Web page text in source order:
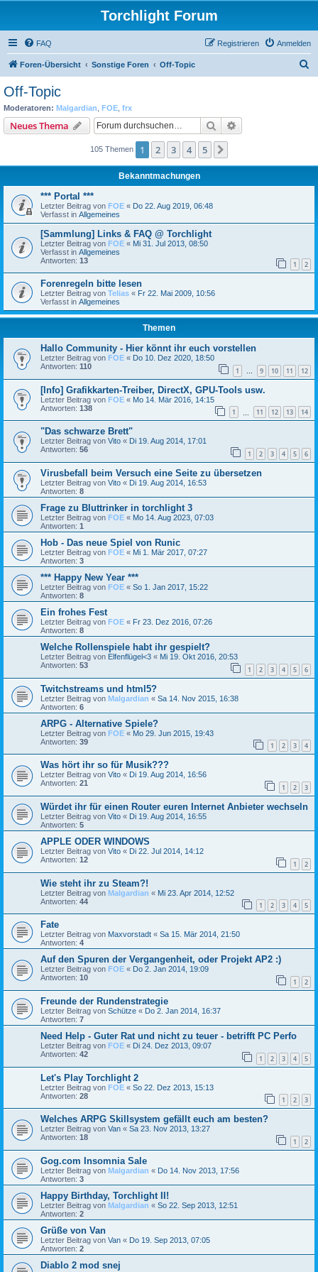
Torchlight Forum
FAQ Anmelden
Registrieren
Foren-Übersicht Sonstige Foren Off-Topic
Off-Topic
Moderatoren: Malgardian FOE frx
Neues Thema Suche
105 Themen 1 2 3 4 5
Bekanntmachungen
*** Portal ***
Letzter Beitrag von FOE « Do 22. Aug 2019, 06:48
Verfasst in Allgemeines
[Sammlung] Links & FAQ @ Torchlight
Letzter Beitrag von FOE « Mi 31. Jul 2013, 08:50
Verfasst in Allgemeines
Antworten: 13 1 2
Forenregeln bitte lesen
Letzter Beitrag von Telias « Fr 22. Mai 2009, 10:56
Verfasst in Allgemeines
Themen
Hallo Community - Hier könnt ihr euch vorstellen
Letzter Beitrag von FOE « Do 10. Dez 2020, 18:50
Antworten: 110 1 … 9 10 11 12
[Info] Grafikkarten-Treiber, DirectX, GPU-Tools usw.
Letzter Beitrag von FOE « Mo 14. Mär 2016, 14:15
Antworten: 138 1 11 12 13 14
"Das schwarze Brett"
Letzter Beitrag von Vito « Di 19. Aug 2014, 17:01
Antworten: 56 1 2 3 4 5 6
Virusbefall beim Versuch eine Seite zu übersetzen
Letzter Beitrag von Vito « Di 19. Aug 2014, 16:53
Antworten: 8
Frage zu Bluttrinker in torchlight 3
Letzter Beitrag von FOE « Mo 14. Aug 2023, 07:03
Antworten: 1
Hob - Das neue Spiel von Runic
Letzter Beitrag von FOE « Mi 1. Mär 2017, 07:27
Antworten: 3
*** Happy New Year ***
Letzter Beitrag von FOE « So 1. Jan 2017, 15:22
Antworten: 8
Ein frohes Fest
Letzter Beitrag von FOE « Fr 23. Dez 2016, 07:26
Antworten: 8
Welche Rollenspiele habt ihr gespielt?
Letzter Beitrag von Elfenflügel<3 « Mi 19. Okt 2016, 20:53
Antworten: 53 1 2 3 4 5 6
Twitchstreams und html5?
Letzter Beitrag von Malgardian « Sa 14. Nov 2015, 16:38
Antworten: 6
ARPG - Alternative Spiele?
Letzter Beitrag von FOE « Mo 29. Jun 2015, 19:43
Antworten: 39 1 2 3 4
Was hört ihr so für Musik???
Letzter Beitrag von Vito « Di 19. Aug 2014, 16:56
Antworten: 21 1 2 3
Würdet ihr für einen Router euren Internet Anbieter wechseln
Letzter Beitrag von Vito « Di 19. Aug 2014, 16:55
Antworten: 5
APPLE ODER WINDOWS
Letzter Beitrag von Vito « Di 22. Jul 2014, 14:12
Antworten: 12 1 2
Wie steht ihr zu Steam?!
Letzter Beitrag von Malgardian « Mi 23. Apr 2014, 12:52
Antworten: 44 1 2 3 4 5
Fate
Letzter Beitrag von Maxvorstadt « Sa 15. Mär 2014, 21:50
Antworten: 4
Auf den Spuren der Vergangenheit, oder Projekt AP2 :)
Letzter Beitrag von FOE « Do 2. Jan 2014, 19:09
Antworten: 10 1 2
Freunde der Rundenstrategie
Letzter Beitrag von Schütze « Do 2. Jan 2014, 16:37
Antworten: 7
Need Help - Guter Rat und nicht zu teuer - betrifft PC Perfo
Letzter Beitrag von FOE « Di 24. Dez 2013, 09:07
Antworten: 42 1 2 3 4 5
Let's Play Torchlight 2
Letzter Beitrag von FOE « So 22. Dez 2013, 15:13
Antworten: 28 1 2 3
Welches ARPG Skillsystem gefällt euch am besten?
Letzter Beitrag von Van « Sa 23. Nov 2013, 13:27
Antworten: 18 1 2
Gog.com Insomnia Sale
Letzter Beitrag von Malgardian « Do 14. Nov 2013, 17:56
Antworten: 3
Happy Birthday, Torchlight II!
Letzter Beitrag von Malgardian « So 22. Sep 2013, 12:51
Antworten: 2
Grüße von Van
Letzter Beitrag von Van « Do 19. Sep 2013, 07:05
Antworten: 2
Diablo 2 mod snej